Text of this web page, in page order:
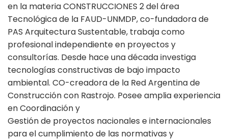
en la materia CONSTRUCCIONES 2 del área
Tecnológica de la FAUD-UNMDP, co-fundadora de
PAS Arquitectura Sustentable, trabaja como
profesional independiente en proyectos y
consultorías. Desde hace una década investiga
tecnologías constructivas de bajo impacto
ambiental. CO-creadora de la Red Argentina de
Construcción con Rastrojo. Posee amplia experiencia
en Coordinación y
Gestión de proyectos nacionales e internacionales
para el cumplimiento de las normativas y